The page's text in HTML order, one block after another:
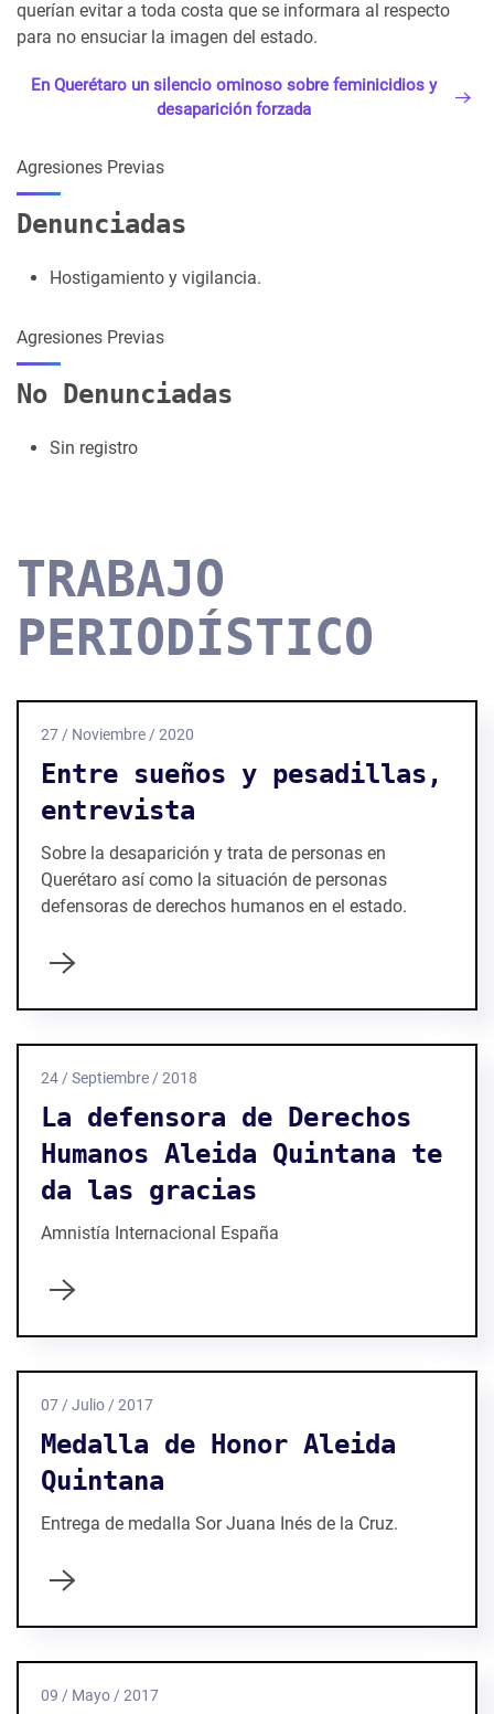
querían evitar a toda costa que se informara al respecto
para no ensuciar la imagen del estado.
En Querétaro un silencio ominoso sobre feminicidios y
desaparición forzada
Agresiones Previas
Denunciadas
Hostigamiento y vigilancia.
Agresiones Previas
No Denunciadas
Sin registro
TRABAJO
PERIODÍSTICO
27 / Noviembre / 2020
Entre sueños y pesadillas,
entrevista
Sobre la desaparición y trata de personas en
Querétaro así como la situación de personas
defensoras de derechos humanos en el estado.
24 / Septiembre / 2018
La defensora de Derechos
Humanos Aleida Quintana te
da las gracias
Amnistía Internacional España
07 / Julio / 2017
Medalla de Honor Aleida
Quintana
Entrega de medalla Sor Juana Inés de la Cruz.
09 / Mayo / 2017